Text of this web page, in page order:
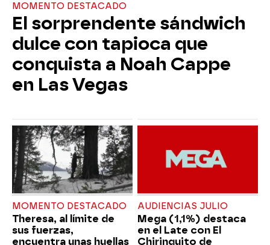
MOMENTO DESTACADO
El sorprendente sándwich
dulce con tapioca que
conquista a Noah Cappe
en Las Vegas
MOMENTO DESTACADO
Theresa, al límite de
sus fuerzas,
encuentra unas huellas
AUDIENCIAS JULIO
Mega (1,1%) destaca
en el Late con El
Chiringuito de